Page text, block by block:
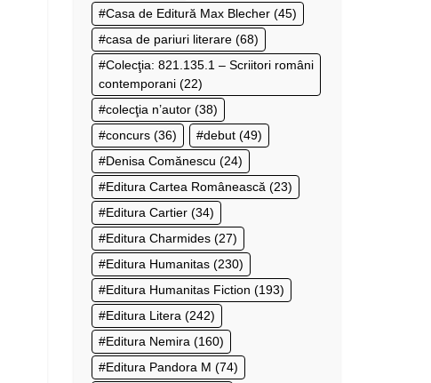
Casa de Editură Max Blecher (45)
casa de pariuri literare (68)
Colecţia: 821.135.1 – Scriitori români
contemporani (22)
colecţia n’autor (38)
concurs (36) debut (49)
Denisa Comănescu (24)
Editura Cartea Românească (23)
Editura Cartier (34)
Editura Charmides (27)
Editura Humanitas (230)
Editura Humanitas Fiction (193)
Editura Litera (242)
Editura Nemira (160)
Editura Pandora M (74)